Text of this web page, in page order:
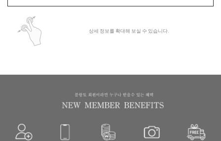
상세 정보를 확대해 보실 수 있습니다.